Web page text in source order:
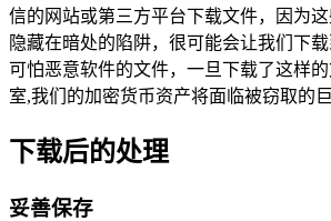
信的网站或第三方平台下载文件，因为
隐藏在暗处的陷阱，很可能会让我们下
可怕恶意软件的文件，一旦下载了这样
室,我们的加密货币资产将面临被窃取的巨
下载后的处理
妥善保存